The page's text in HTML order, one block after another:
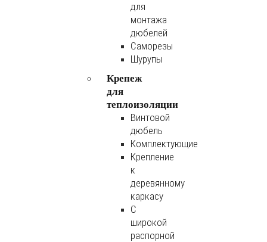
для
монтажа
дюбелей
Саморезы
Шурупы
Крепеж
для
теплоизоляции
Винтовой
дюбель
Комплектующие
Крепление
к
деревянному
каркасу
С
широкой
распорной